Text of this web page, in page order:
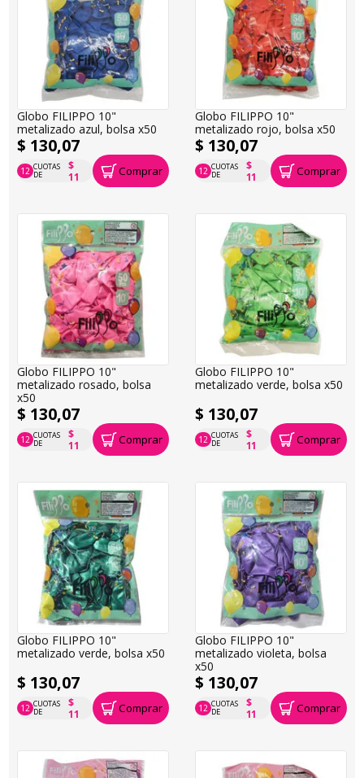
Globo FILIPPO 10"
metalizado azul, bolsa x50
$ 130,07
12 CUOTAS
DE
$
11
P.T.F. $ 130 Comprar
Globo FILIPPO 10"
metalizado rojo, bolsa x50
$ 130,07
12 CUOTAS
DE
$
11
P.T.F. $ 130 Comprar
Globo FILIPPO 10"
metalizado rosado, bolsa
x50
$ 130,07
12 CUOTAS
DE
$
11
P.T.F. $ 130 Comprar
Globo FILIPPO 10"
metalizado verde, bolsa x50
$ 130,07
12 CUOTAS
DE
$
11
P.T.F. $ 130 Comprar
Globo FILIPPO 10"
metalizado verde, bolsa x50
$ 130,07
12 CUOTAS
DE
$
11
P.T.F. $ 130 Comprar
Globo FILIPPO 10"
metalizado violeta, bolsa
x50
$ 130,07
12 CUOTAS
DE
$
11
P.T.F. $ 130 Comprar